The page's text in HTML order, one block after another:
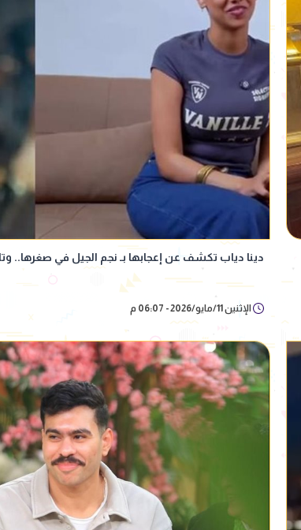
دينا دياب تكشف عن إعجابها بـ نجم الجيل في صغرها..
الإثنين 11/مايو/2026 - 06:07 م